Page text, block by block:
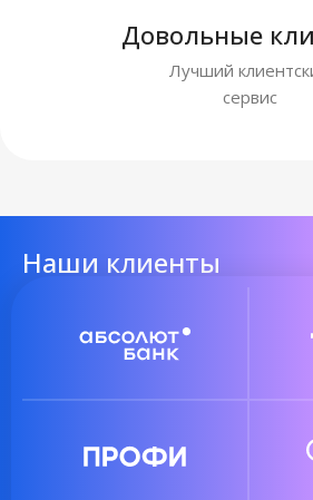
Довольные
Лучший
сервис
Наши клиенты